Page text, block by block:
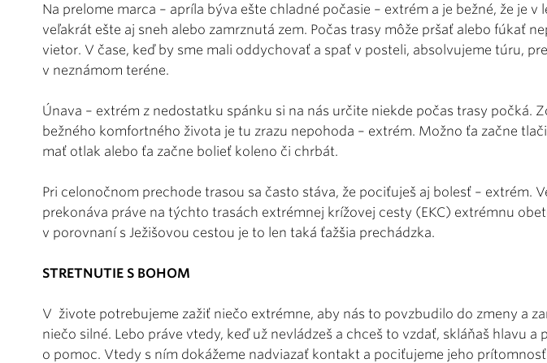
Na prelome marca – apríla býva ešte chladné počasie – extrém a je bežné, že je v
veľakrát ešte aj sneh alebo zamrznutá zem. Počas trasy môže pršať alebo fúkať
vietor. V čase, keď by sme mali oddychovať a spať v posteli, absolvujeme túru,
v neznámom teréne.
Únava – extrém z nedostatku spánku si na nás určite niekde počas trasy počká.
bežného komfortného života je tu zrazu nepohoda – extrém. Možno ťa začne
mať otlak alebo ťa začne bolieť koleno či chrbát.
Pri celonočnom prechode trasou sa často stáva, že pociťuješ aj bolesť – extrém.
prekonáva práve na týchto trasách extrémnej krížovej cesty (EKC) extrémnu
v porovnaní s Ježišovou cestou je to len taká ťažšia prechádzka.
STRETNUTIE S BOHOM
V živote potrebujeme zažiť niečo extrémne, aby nás to povzbudilo do zmeny a
niečo silné. Lebo práve vtedy, keď už nevládzeš a chceš to vzdať, skláňaš hlavu a
o pomoc. Vtedy s ním dokážeme nadviazať kontakt a pociťujeme jeho